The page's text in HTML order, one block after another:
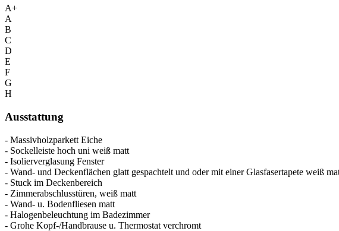
A+
A
B
C
D
E
F
G
H
Ausstattung
- Massivholzparkett Eiche
- Sockelleiste hoch uni weiß matt
- Isolierverglasung Fenster
- Wand- und Deckenflächen glatt gespachtelt und oder mit einer Glasfasertapete weiß
- Stuck im Deckenbereich
- Zimmerabschlusstüren, weiß matt
- Wand- u. Bodenfliesen matt
- Halogenbeleuchtung im Badezimmer
- Grohe Kopf-/Handbrause u. Thermostat verchromt